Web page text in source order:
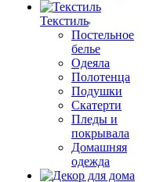
Текстиль
Постельное
белье
Одеяла
Полотенца
Подушки
Скатерти
Пледы и
покрывала
Домашняя
одежда